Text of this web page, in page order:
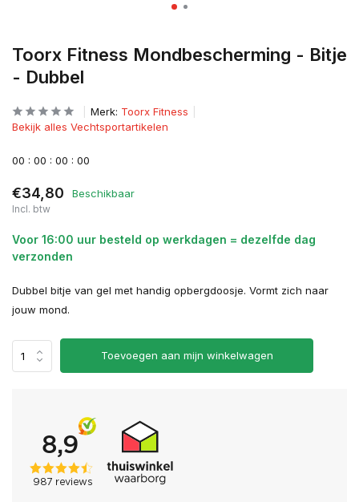
Toorx Fitness Mondbescherming - Bitje
- Dubbel
Merk: Toorx Fitness
Bekijk alles Vechtsportartikelen
00 : 00 : 00 : 00
€34,80 Beschikbaar
Incl. btw
Voor 16:00 uur besteld op werkdagen = dezelfde dag
verzonden
Dubbel bitje van gel met handig opbergdoosje. Vormt zich naar
jouw mond.
Toevoegen aan mijn winkelwagen